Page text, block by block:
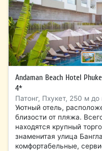
Andaman Beach Hotel
4*
Патонг, Пхукет, 250 м до
Уютный отель,
близости от пляжа.
находятся крупный
знаменитая улица
комфортабельные,